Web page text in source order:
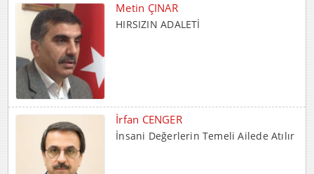
İnsani Değerlerin Temeli Ailede Atılır